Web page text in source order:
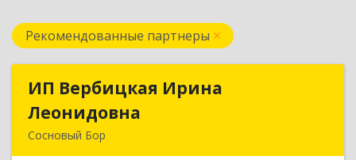
Рекомендованные партнеры
ИП Вербицкая Ирина
Леонидовна
Сосновый Бор
ИП Вербицкая Ирина